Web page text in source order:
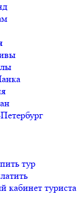
тур
кабинет туриста